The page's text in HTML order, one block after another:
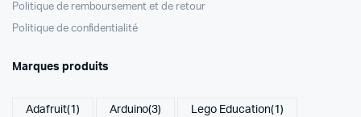
Politique de remboursement et de retour
Politique de confidentialité
Marques produits
Adafruit(1) Arduino(3) Lego Education(1)